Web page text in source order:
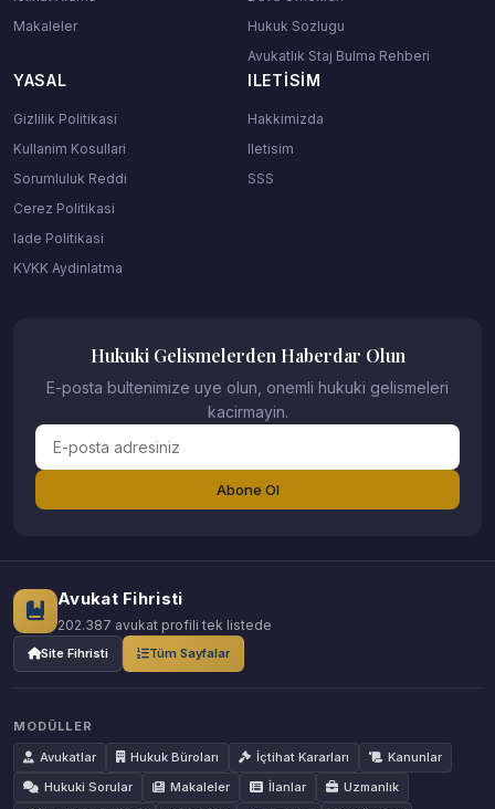
Makaleler
Hukuk Sozlugu
Avukatlık Staj Bulma Rehberi
YASAL
Gizlilik Politikasi
Kullanim Kosullari
Sorumluluk Reddi
Cerez Politikasi
Iade Politikasi
KVKK Aydinlatma
ILETISIM
Hakkimizda
Iletisim
SSS
Hukuki Gelismelerden Haberdar Olun
E-posta bultenimize uye olun, onemli hukuki gelismeleri
kacirmayin.
Abone Ol
Avukat Fihristi
202.387 avukat profili tek listede
Site Fihristi Tüm Sayfalar
MODÜLLER
Avukatlar
Hukuk Büroları İçtihat Kararları
Kanunlar
Hukuki Sorular
Makaleler İlanlar
Uzmanlık